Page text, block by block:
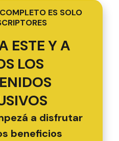
ES SOLO
ESTE Y A
LOS
a disfrutar
beneficios